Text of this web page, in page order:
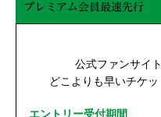
プレミアム会員最速先行
公式ファンサイ
どこよりも早いチケ
エントリー受付期間